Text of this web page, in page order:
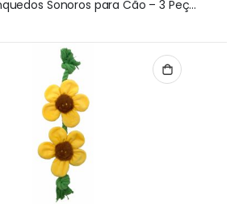
Conjunto de Brinquedos Sonoros para Cão – 3 Peças em Látex – Edição Primavera